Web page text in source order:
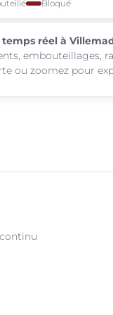
Bloqué
réel à
embouteillages,
ou zoomez pour